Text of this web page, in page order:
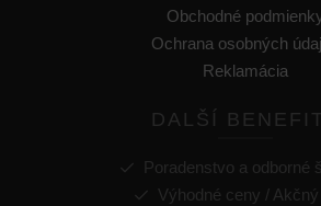
Obchodné
Ochrana osobných
Reklamácia
DALŠÍ
Poradenstvo a odborné
Výhodné ceny / Akčný